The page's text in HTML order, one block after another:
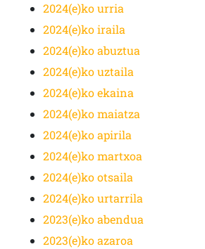
2024(e)ko urria
2024(e)ko iraila
2024(e)ko abuztua
2024(e)ko uztaila
2024(e)ko ekaina
2024(e)ko maiatza
2024(e)ko apirila
2024(e)ko martxoa
2024(e)ko otsaila
2024(e)ko urtarrila
2023(e)ko abendua
2023(e)ko azaroa